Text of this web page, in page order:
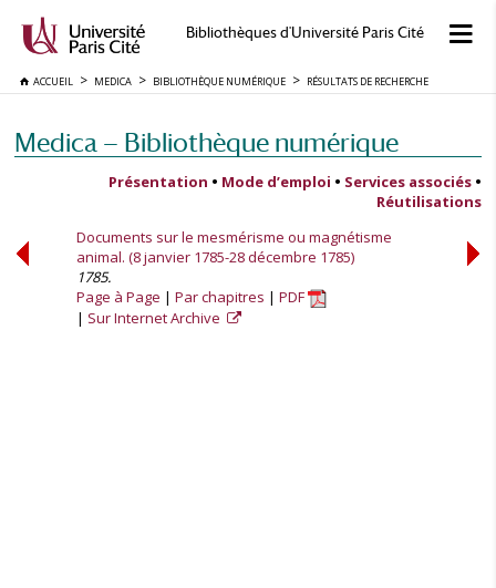
Bibliothèques d'Université Paris Cité
ACCUEIL MEDICA BIBLIOTHÈQUE NUMÉRIQUE RÉSULTATS DE RECHERCHE
Medica — Bibliothèque numérique
Présentation • Mode d’emploi • Services associés •
Réutilisations
Documents sur le mesmérisme ou magnétisme
animal. (8 janvier 1785-28 décembre 1785)
1785.
Page à Page
Par chapitres
PDF
Sur Internet Archive